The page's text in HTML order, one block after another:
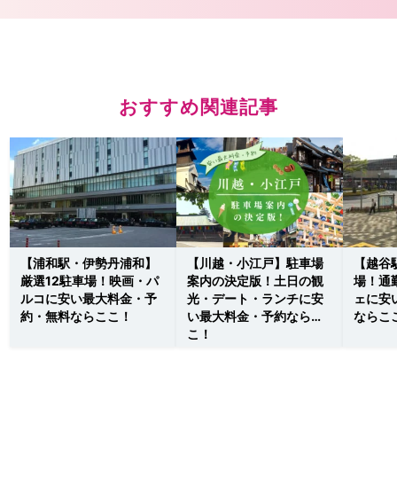
おすすめ関連記事
【浦和駅・伊勢丹浦和】
厳選12駐車場！映画・パ
ルコに安い最大料金・予
約・無料ならここ！
【川越・小江戸】駐車場
案内の決定版！土日の観
光・デート・ランチに安
い最大料金・予約ならこ
こ！
【越
場！通
ェに安
ならこ